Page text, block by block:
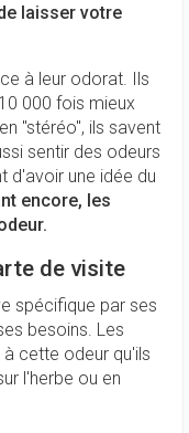
laisser votre
à leur odorat. Ils
000 fois mieux
"stéréo", ils savent
sentir des odeurs
d'avoir une idée du
encore, les
de visite
spécifique par ses
besoins. Les
cette odeur qu'ils
l'herbe ou en